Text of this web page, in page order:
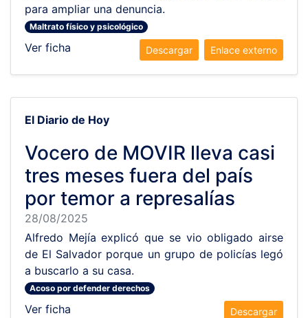
para ampliar una denuncia.
Maltrato físico y psicológico
Ver ficha Enlace externo
Descargar
El Diario de Hoy
Vocero de MOVIR lleva casi
tres meses fuera del país
por temor a represalías
28/08/2025
Alfredo Mejía explicó que se vio obligado airse
de El Salvador porque un grupo de policías legó
a buscarlo a su casa.
Acoso por defender derechos
Ver ficha Descargar